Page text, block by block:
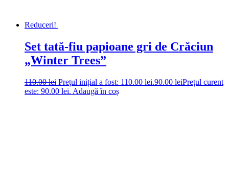
Reduceri!
Set tată-fiu papioane gri de Crăciun
„Winter Trees”
110.00lei Prețul inițial a fost: 110.00 lei.90.00 leiPrețul curent
este: 90.00 lei. Adaugă în coș